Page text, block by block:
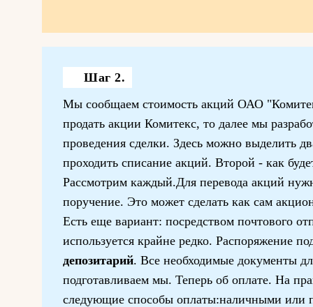
Шаг 2.
Мы сообщаем стоимость акций ОАО
продать акции Комитекс, то далее мы
проведения сделки. Здесь можно выделить
проходить списание акций. Второй - как
Рассмотрим каждый.Для перевода акций
поручение. Это может сделать как сам
Есть еще вариант: посредством почтового
используется крайне редко. Распоряжение
депозитарий. Все необходимые документы
подготавливаем мы. Теперь об оплате. На
следующие способы оплаты:наличными или